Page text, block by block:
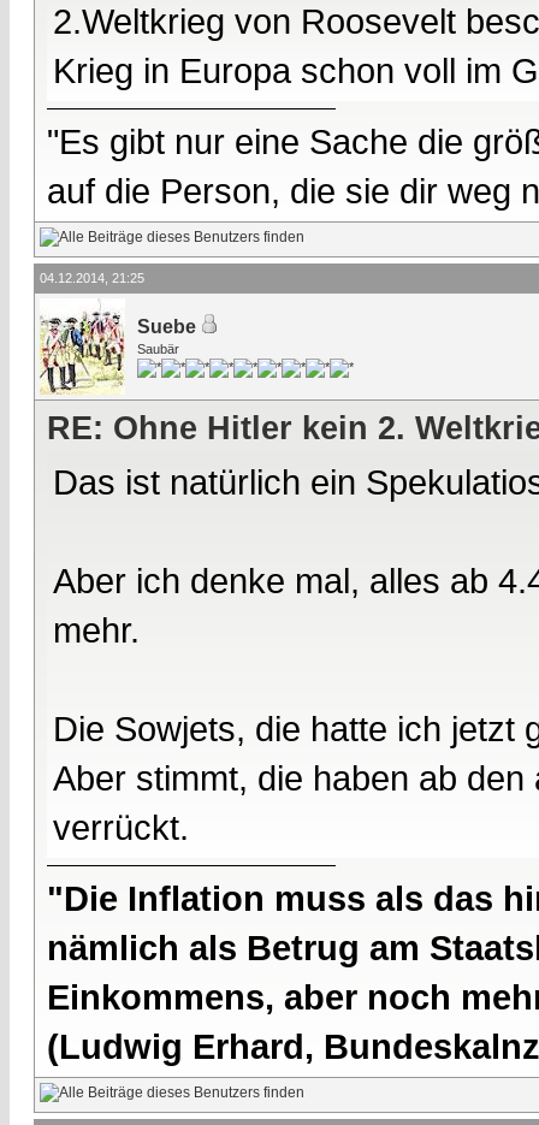
2.Weltkrieg von Roosevelt
Krieg in Europa schon voll im
"Es gibt nur eine Sache die
auf die Person, die sie dir weg
04.12.2014, 21:25
Suebe
Saubär
RE: Ohne Hitler kein 2.
Das ist natürlich ein
Aber ich denke mal, alles ab
mehr.
Die Sowjets, die hatte ich jetzt
Aber stimmt, die haben ab
verrückt.
"Die Inflation muss als das
nämlich als Betrug am
Einkommens, aber noch
(Ludwig Erhard,